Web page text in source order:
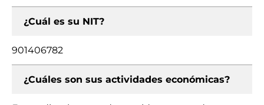
¿Cuál es su NIT?
901406782
¿Cuáles son sus actividades económicas?